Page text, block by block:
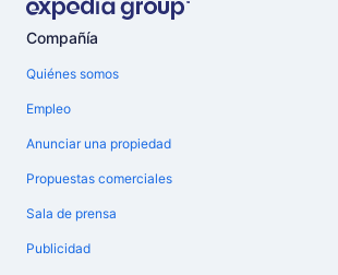
Compañía
Quiénes somos
Empleo
Anunciar una propiedad
Propuestas comerciales
Sala de prensa
Publicidad